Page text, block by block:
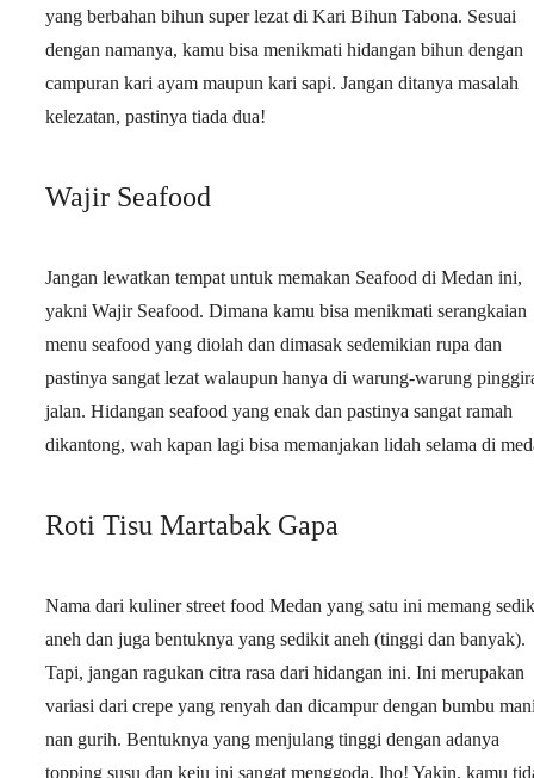
yang berbahan bihun super lezat di Kari Bihun Tabona. Sesuai
dengan namanya, kamu bisa menikmati hidangan bihun dengan
campuran kari ayam maupun kari sapi. Jangan ditanya masalah
kelezatan, pastinya tiada dua!
Wajir Seafood
Jangan lewatkan tempat untuk memakan Seafood di Medan ini,
yakni Wajir Seafood. Dimana kamu bisa menikmati serangkaian
menu seafood yang diolah dan dimasak sedemikian rupa dan
pastinya sangat lezat walaupun hanya di warung-warung
jalan. Hidangan seafood yang enak dan pastinya sangat ramah
dikantong, wah kapan lagi bisa memanjakan lidah selama di
Roti Tisu Martabak Gapa
Nama dari kuliner street food Medan yang satu ini memang
aneh dan juga bentuknya yang sedikit aneh (tinggi dan banyak).
Tapi, jangan ragukan citra rasa dari hidangan ini. Ini merupakan
variasi dari crepe yang renyah dan dicampur dengan bumbu
nan gurih. Bentuknya yang menjulang tinggi dengan adanya
topping susu dan keju ini sangat menggoda, lho! Yakin, kamu